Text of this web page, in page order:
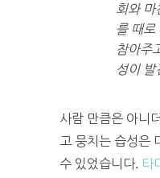
회와 마
를 때로
참아주
성이 발
사람 만큼은 아니
고 뭉치는 습성은
수 있었습니다. 타